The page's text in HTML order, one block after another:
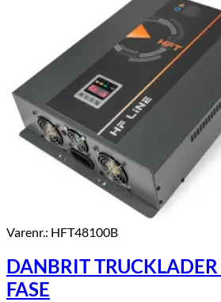
Varenr.: HFT48100B
DANBRIT
FASE